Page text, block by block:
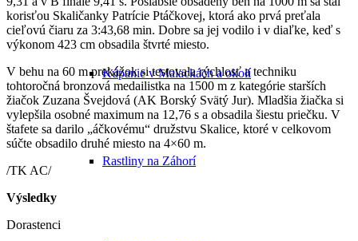
Kúpanie v Malackách a okolí
Rastliny na Záhorí
korisťou Skaličanky Patrície Ptáčkovej, ktorá ako prvá preťala
cieľovú čiaru za 3:43,68 min. Dobre sa jej vodilo i v diaľke, keď s
výkonom 423 cm obsadila štvrté miesto.
V behu na 60 m prekážok si testovala rýchlosť a techniku
tohtoročná bronzová medailistka na 1500 m z kategórie starších
žiačok Zuzana Švejdová (AK Borský Svätý Jur). Mladšia žiačka si
vylepšila osobné maximum na 12,76 s a obsadila šiestu priečku. V
štafete sa darilo „áčkovému“ družstvu Skalice, ktoré v celkovom
súčte obsadilo druhé miesto na 4×60 m.
/TK AC/
Výsledky
Dorastenci